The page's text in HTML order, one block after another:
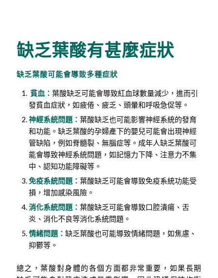
缺乏葉酸有甚麼症狀
缺乏葉酸可能會導致多種症狀
貧血： 葉酸缺乏可能會導致紅血球數量減少，進而引
發貧血症狀，如疲倦、疲乏、頭暈和呼吸急促等。
神經系統問題： 葉酸缺乏也可能影響神經系統的發育
和功能。缺乏葉酸的孕婦產下的嬰兒可能會出現神經
管缺陷，例如脊髓裂、無腦症等。成年人缺乏葉酸可
能會導致神經系統問題，如記憶力下降、注意力不集
中、認知功能障礙等。
免疫系統問題： 葉酸缺乏可能會導致免疫系統功能受
損，增加感染風險。
消化系統問題： 葉酸缺乏可能會導致口腔潰瘍、舌
炎、消化不良等消化系統問題。
情緒問題： 缺乏葉酸也可能導致情緒問題，如焦慮、
抑鬱等。
總之，葉酸對身體的各個方面都非常重要，如果長期